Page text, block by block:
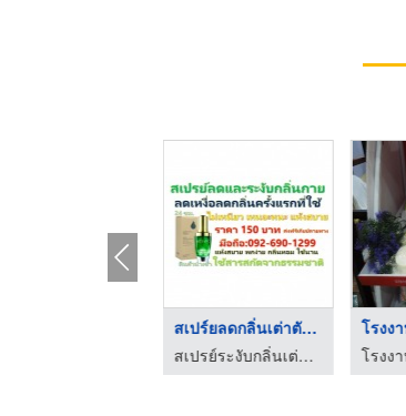
สเปร์ยลดกลิ่นเต่าตัว ...
สเปรย์ระงับกลิ่นเต่าตัวตีน